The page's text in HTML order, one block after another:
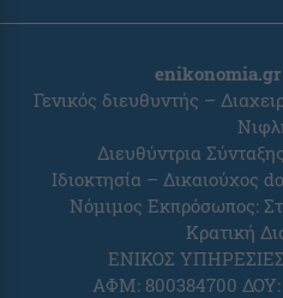
enikonomia.gr
Γενικός διευθυντής –
Διευθύντρια
Ιδιοκτησία – Δικαιούχος
Νόμιμος Εκπρόσωπος:
Κρατική
ΕΝΙΚΟΣ
ΑΦΜ: 800384700